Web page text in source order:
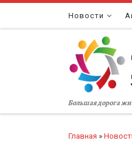
Перейти к содержимому
Новости
Большая дорога
Главная »